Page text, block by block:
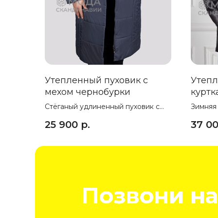
Утепленный пуховик с
мехом чернобурки
Стёганый удлиненный пуховик с
25 900 р.
Зимняя
37
Позвони